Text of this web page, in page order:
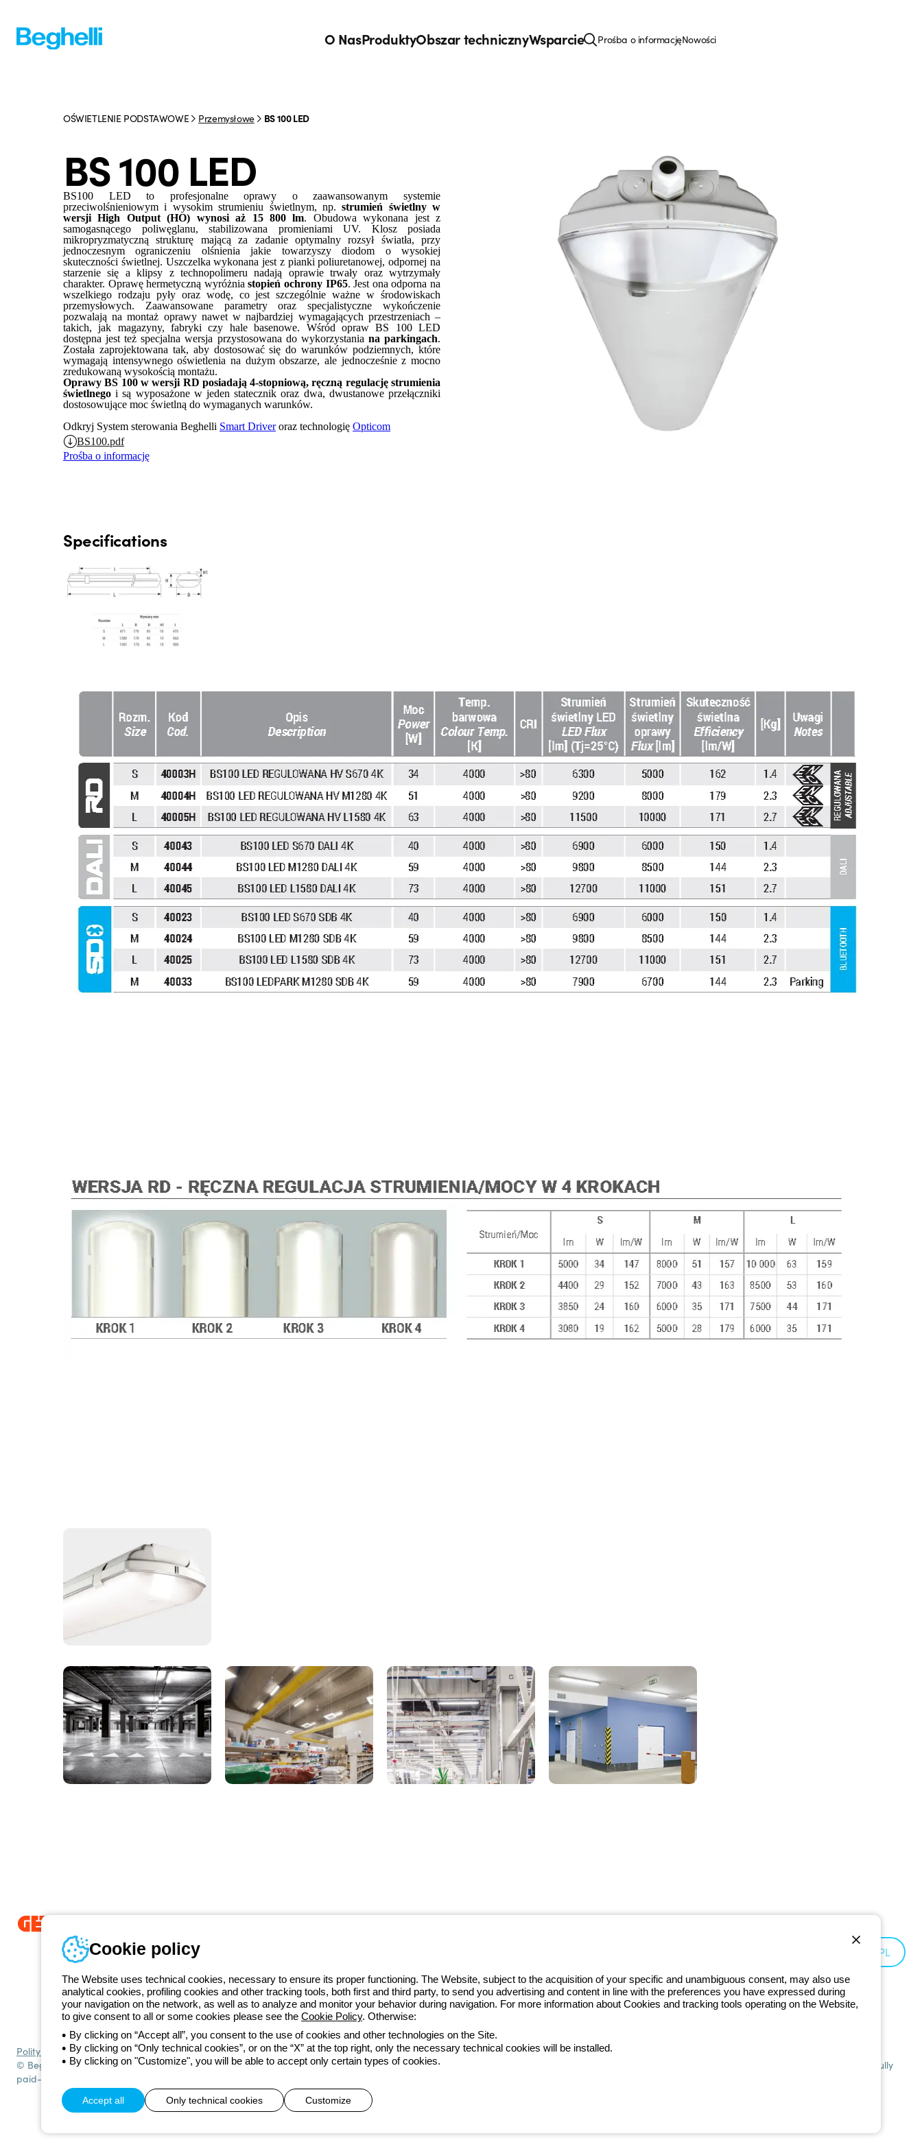
O NasProduktyObszar technicznyWsparcie Prośba o informacjęNowości
OŚWIETLENIE PODSTAWOWE Przemysłowe BS 100 LED
BS 100 LED
BS100 LED to profesjonalne oprawy o zaawansowanym systemie
przeciwolśnieniowym i wysokim strumieniu świetlnym, np.strumień świetlny w
wersji High Output (HO) wynosi aż 15 800 lm. Obudowa wykonana jest z
samogasnącego poliwęglanu, stabilizowana promieniami UV. Klosz posiada
mikropryzmatyczną strukturę mającą za zadanie optymalny rozsył światła, przy
jednoczesnym ograniczeniu olśnienia jakie towarzyszy diodom o wysokiej
skuteczności świetlnej. Uszczelka wykonana jest z pianki poliuretanowej, odpornej na
starzenie się a klipsy z technopolimeru nadają oprawie trwały oraz wytrzymały
charakter. Oprawę hermetyczną wyróżniastopień ochrony IP65. Jest ona odporna na
wszelkiego rodzaju pyły oraz wodę, co jest szczególnie ważne w środowiskach
przemysłowych. Zaawansowane parametry oraz specjalistyczne wykończenie
pozwalają na montaż oprawy nawet w najbardziej wymagających przestrzeniach –
takich, jak magazyny, fabryki czy hale basenowe. Wśród opraw BS 100 LED
dostępna jest też specjalna wersja przystosowana do wykorzystania na parkingach.
Została zaprojektowana tak, aby dostosować się do warunków podziemnych, które
wymagają intensywnego oświetlenia na dużym obszarze, ale jednocześnie z mocno
zredukowaną wysokością montażu.
Oprawy BS 100 w wersji RD posiadają 4-stopniową, ręczną regulację strumienia
świetlnego i są wyposażone w jeden statecznik oraz dwa, dwustanowe przełączniki
dostosowujące moc świetlną do wymaganych warunków.
Odkryj System sterowania Beghelli Smart Driveroraz technologię Opticom
BS100.pdf
Prośba o informację
Specifications
Od 2025 roku firma Beghelli jest częścią Grupy GEWISS, działając w ramach ekosystemu GEWISS
LightZone, w którym tworzymy zintegrowane rozwiązania oświetleniowe, przekształcające złożoność w
PL
Numer telefonu
Od poniedziałku do piątku w godzinach 8:00 do 16:00 +48 32 422 55 79
Polityka prywatnościPolityka cookiesOgólne warunki sprzedażyWszystkie dokumentyDeklaracja dostępnościRealizacja strony
© Beghelli S.p.A. Sole Shareholder Company - Company subject to the direction and coordination of Gewiss S.p.A. - P.IVA (IT) 00666341201 - Registered in the Register of Companies of Bologna. Fully
paid-up capital: 10,000,000 Euro
Cookie policy
The Website uses technical cookies, necessary to ensure its proper functioning. The Website, subject to the acquisition of your specific and unambiguous consent, may also use
analytical cookies, profiling cookies and other tracking tools, both first and third party, to send you advertising and content in line with the preferences you have expressed during
your navigation on the network, as well as to analyze and monitor your behavior during navigation. For more information about Cookies and tracking tools operating on the Website,
to give consent to all or some cookies please see the Cookie Policy. Otherwise:
By clicking on “Accept all”, you consent to the use of cookies and other technologies on the Site.
By clicking on “Only technical cookies”, or on the “X” at the top right, only the necessary technical cookies will be installed.
By clicking on "Customize", you will be able to accept only certain types of cookies.
Accept all Only technical cookies Customize